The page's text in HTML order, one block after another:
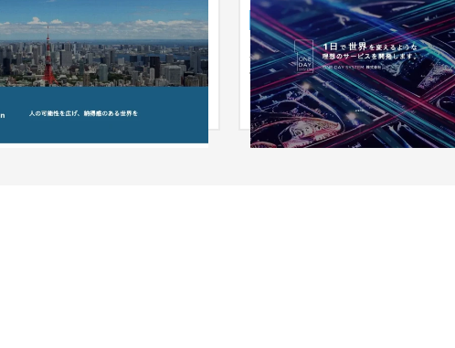
31〜50万円
は東京都渋谷区を拠点に、ハイク
事業、AIエージェント開発・運営
業です。 今...
企業サイト IT・Webサービス 51
名古屋市に新しく設立されたシステ
伴い、ロゴやサイトなどをご依頼
日で世の中を変えてしまうよ...